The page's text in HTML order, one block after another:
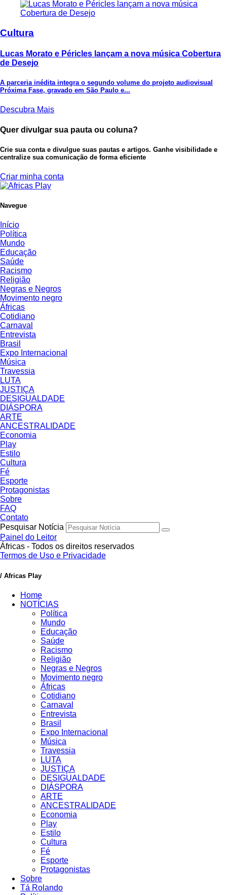
Cultura
Lucas Morato e Péricles lançam a nova música Cobertura
de Desejo
A parceria inédita integra o segundo volume do projeto audiovisual
Próxima Fase, gravado em São Paulo e...
Descubra Mais
Quer divulgar sua pauta ou coluna?
Crie sua conta e divulgue suas pautas e artigos. Ganhe visibilidade e
centralize sua comunicação de forma eficiente
Criar minha conta
Navegue
Início
Política
Mundo
Educação
Saúde
Racismo
Religião
Negras e Negros
Movimento negro
Áfricas
Cotidiano
Carnaval
Entrevista
Brasil
Expo Internacional
Música
Travessia
LUTA
JUSTIÇA
DESIGUALDADE
DIÁSPORA
ARTE
ANCESTRALIDADE
Economia
Play
Estilo
Cultura
Fé
Esporte
Protagonistas
Sobre
FAQ
Contato
Pesquisar Notícia
Painel do Leitor
Áfricas - Todos os direitos reservados
Termos de Uso e Privacidade
/ Africas Play
Home
NOTÍCIAS
Política
Mundo
Educação
Saúde
Racismo
Religião
Negras e Negros
Movimento negro
Áfricas
Cotidiano
Carnaval
Entrevista
Brasil
Expo Internacional
Música
Travessia
LUTA
JUSTIÇA
DESIGUALDADE
DIÁSPORA
ARTE
ANCESTRALIDADE
Economia
Play
Estilo
Cultura
Fé
Esporte
Protagonistas
Sobre
Tá Rolando